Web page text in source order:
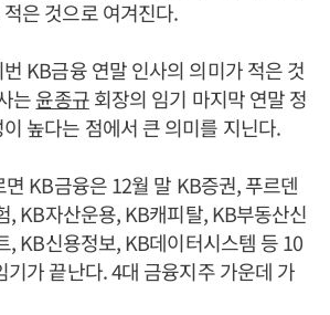
은 것으로 여겨진다.
KB금융 연말 인사의 의미가 적은 것
는윤종규회장의 임기 마지막 연말 정
높다는 점에서 큰 의미를 지닌다.
KB금융은 12월 말 KB증권, 푸르덴
, KB자산운용, KB캐피탈, KB부동산신
, KB신용정보, KB데이터시스템 등 10
기가 끝난다. 4대 금융지주 가운데 가